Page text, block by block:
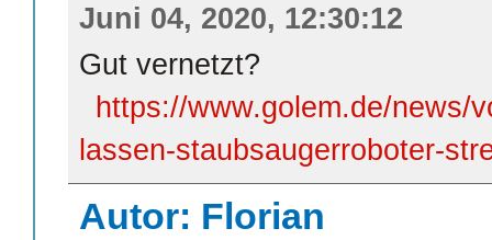
Juni 04, 2020, 12:30:12
Gut vernetzt?
https://www.golem.de/news/
lassen-staubsaugerroboter-
Autor: Florian